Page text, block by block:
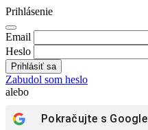
Prihlásenie
Email
Heslo
Zabudol som heslo
alebo
Pokračujte s Google